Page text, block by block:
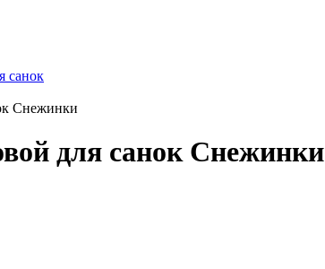
санок
Снежинки
для санок Снежинки